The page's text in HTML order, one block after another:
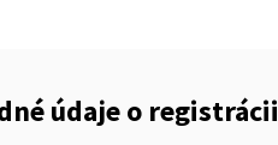
údaje o registrácii